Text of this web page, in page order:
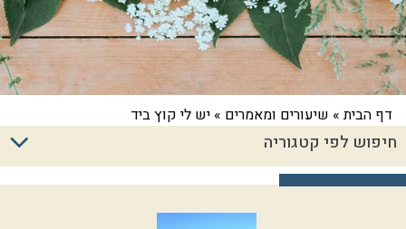
דף הבית» שיעורים ומאמרים » יש לי קוץ ביד
חיפוש לפי קטגוריה